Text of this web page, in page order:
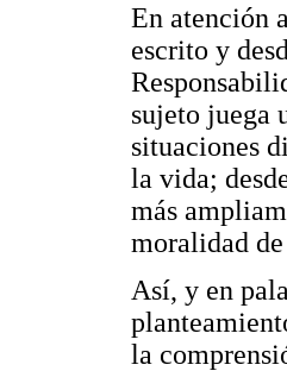
En atención
escrito y
sujeto juega
situaciones
la vida;
más
moralidad
Así, y en
la